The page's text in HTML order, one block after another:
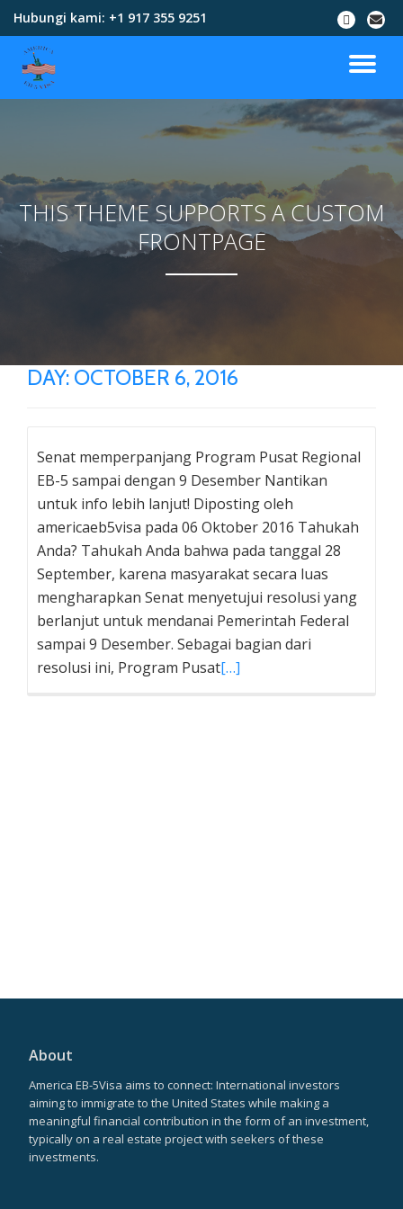
content
Hubungi kami: +1 917 355 9251
THIS THEME SUPPORTS A CUSTOM
FRONTPAGE
DAY: OCTOBER 6, 2016
Senat memperpanjang Program Pusat Regional
EB-5 sampai dengan 9 Desember Nantikan
untuk info lebih lanjut! Diposting oleh
americaeb5visa pada 06 Oktober 2016 Tahukah
Anda? Tahukah Anda bahwa pada tanggal 28
September, karena masyarakat secara luas
mengharapkan Senat menyetujui resolusi yang
berlanjut untuk mendanai Pemerintah Federal
sampai 9 Desember. Sebagai bagian dari
resolusi ini, Program Pusat[…]
About
America EB-5Visa aims to connect: International investors
aiming to immigrate to the United States while making a
meaningful financial contribution in the form of an investment,
typically on a real estate project with seekers of these
investments.